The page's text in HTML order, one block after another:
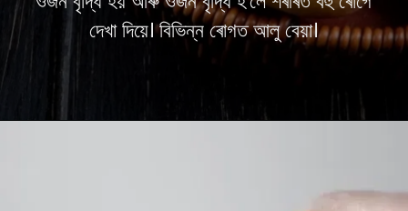
দেখা দিয়ে। বিভিন্ন ৰোগত আলু বেয়া।